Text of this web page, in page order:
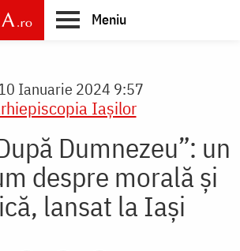
Meniu
Ianuarie 2024 9:57
Iaşilor
Dumnezeu”: un
despre morală și
lansat la Iași